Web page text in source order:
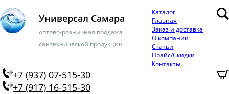
Универсал Самара
оптово-розничная продажа
сантехнической продукции
Каталог
Главная
Заказ и доставка
О компании
Статьи
Прайс/Скидки
Контакты
+7 (937) 07-515-30
+7 (917) 16-515-30